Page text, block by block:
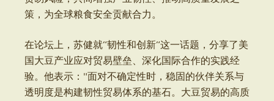
策，为全球粮食安全贡献合力。
在论坛上，苏健就“韧性和创新“这一话题，分享了美
国大豆产业应对贸易壁垒、深化国际合作的实践经
验。他表示："面对不确定性时，稳固的伙伴关系与
透明度是构建韧性贸易体系的基石。大豆贸易的高质